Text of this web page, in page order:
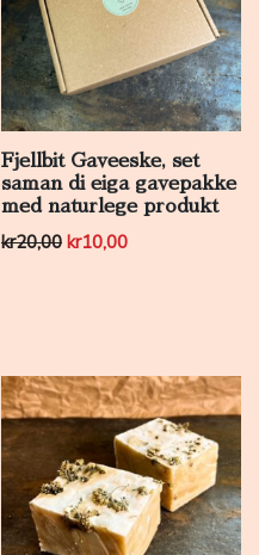
Fjellbit Gaveeske, set
saman di eiga gavepakke
med naturlege produkt
kr20,00Opprinnelig pris var:
kr10,00Nåværende